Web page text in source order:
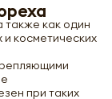
также как один
и косметических
при таких